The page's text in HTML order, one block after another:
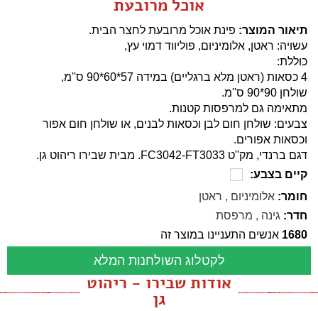
אוכל מרובעת
תיאור המוצר: פינת אוכל מרובעת לחצר הבית.
עשויה: ראטן, אלומיניום, פוליווד דמוי עץ,
כוללת:
4 כסאות (ראטן מלא ברגליים) במידה 57*60*90 ס''מ,
שולחן 90*90 ס''מ.
מתאימה גם למרפסות קטנות.
צבעים: שולחן חום לבן וכסאות לבנים, או שולחן חום אפור
וכסאות אפורים.
דגם ברנדי, מק''ט FC3042-FT3033. מבית שבירו ריהוט גן.
קיים בצבע:
חומר: אלומיניום , ראטן
חדר: גינה , מרפסת
1680 אנשים התעניינו במוצר זה
לקטלוג השולחנות המלא
אודות שבירו - ריהוט
גן